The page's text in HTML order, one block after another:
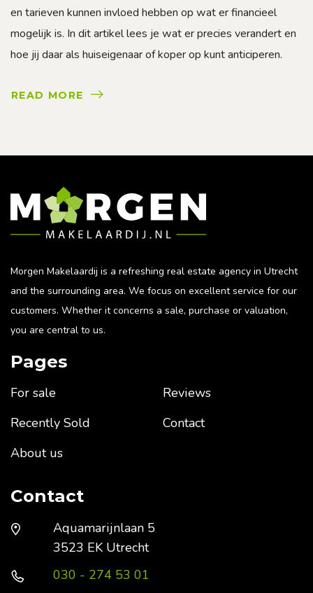
en tarieven kunnen invloed hebben op wat er financieel
mogelijk is. In dit artikel lees je wat er precies verandert en
hoe jij daar als huiseigenaar of koper op kunt anticiperen.
READ MORE
Morgen Makelaardij is a refreshing real estate agency in Utrecht
and the surrounding area. We focus on excellent service for our
customers. Whether it concerns a sale, purchase or valuation,
you are central to us.
Pages
For sale
Recently Sold
About us
Reviews
Contact
Contact
Aquamarijnlaan 5
3523 EK Utrecht
030 - 274 53 01